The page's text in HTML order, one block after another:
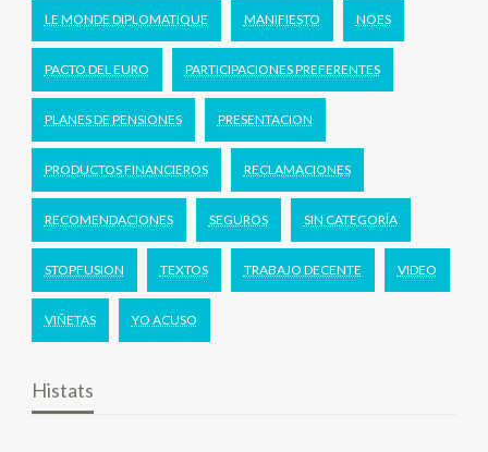
LE MONDE DIPLOMATIQUE MANIFIESTO NOES
PACTO DEL EURO PARTICIPACIONES PREFERENTES
PLANES DE PENSIONES PRESENTACION
PRODUCTOS FINANCIEROS RECLAMACIONES
RECOMENDACIONES SEGUROS SIN CATEGORÍA
STOPFUSION TEXTOS TRABAJO DECENTE VIDEO
VIÑETAS YO ACUSO
Histats